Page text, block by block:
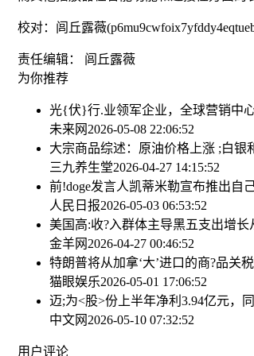
校对：闾丘露薇
责任编辑： 闾丘露薇
为你推荐
光{伏}行.业领军企业，全球营销中
未来网2026-05-08 22:06:52
大宗商品综述：原油价格上涨 ;白银
三九养生堂2026-04-27 14:15:52
前!doge发言人凯蒂米勒宣布推出自
人民日报2026-05-03 06:53:52
美国高:收?入群体主导黑五支出增长
金羊网2026-04-27 00:46:52
特朗普将从加拿‘大’进口的商?品关
猫眼娱乐2026-05-01 17:06:52
迈;为<股>份上半年净利3.94亿元，
中文网2026-05-10 07:32:52
用户评论